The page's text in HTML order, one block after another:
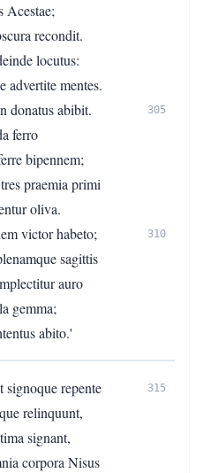
Acestae;
recondit.
locutus:
advertite mentes.
donatus abibit.
305
ferro
bipennem;
praemia primi
oliva.
victor habeto;
310
sagittis
auro
gemma;
abito.'
repente 315
relinquunt,
signant,
corpora Nisus